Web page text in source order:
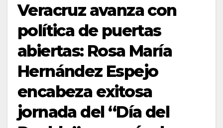
Veracruz avanza con
política de puertas
abiertas: Rosa María
Hernández Espejo
encabeza exitosa
jornada del “Día del